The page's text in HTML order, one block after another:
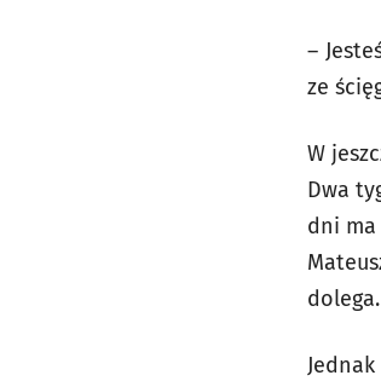
–
ze
W
Dwa
dni ma
dolega.